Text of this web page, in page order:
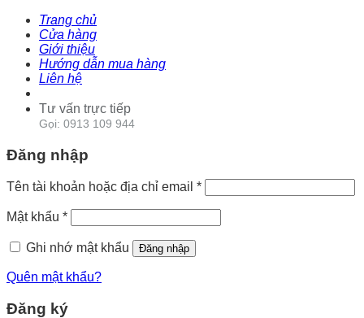
Trang chủ
Cửa hàng
Giới thiệu
Hướng dẫn mua hàng
Liên hệ
Tư vấn trực tiếp
Gọi: 0913 109 944
Đăng nhập
Tên tài khoản hoặc địa chỉ email *
Mật khẩu *
Ghi nhớ mật khẩu Đăng nhập
Quên mật khẩu?
Đăng ký